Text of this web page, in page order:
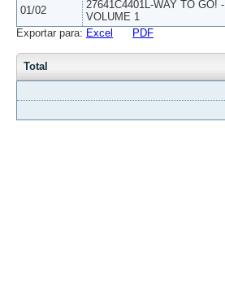
01/02
27641C4401L-WAY TO GO! -
VOLUME 1
Exportar para: Excel PDF
Total